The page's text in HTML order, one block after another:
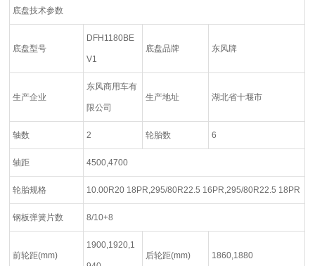
底盘技术参数
底盘型号
DFH1180BE
V1
底盘品牌 东风牌
生产企业
东风商用车有
限公司
生产地址 湖北省十堰市
轴数 2 轮胎数 6
轴距 4500,4700
轮胎规格 10.00R20 18PR,295/80R22.5 16PR,295/80R22.5 18PR
钢板弹簧片数 8/10+8
前轮距(mm)
1900,1920,1
后轮距(mm) 1860,1880